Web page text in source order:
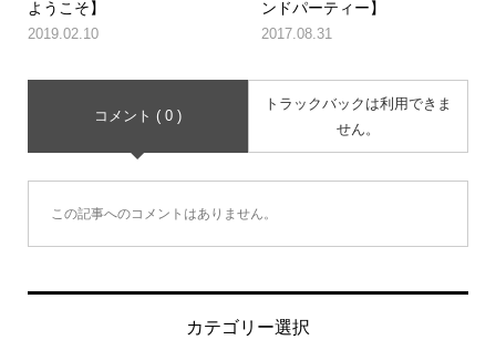
ようこそ】
2019.02.10
ンドパーティー】
2017.08.31
コメント ( 0 )
トラックバックは利用できま
せん。
この記事へのコメントはありません。
カテゴリー選択